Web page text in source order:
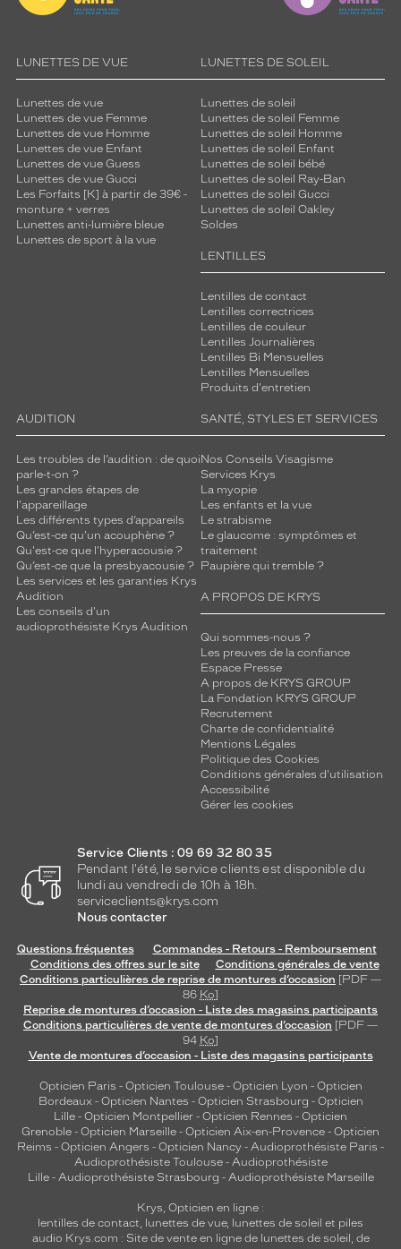
LUNETTES DE VUE
Lunettes de vue
Lunettes de vue Femme
Lunettes de vue Homme
Lunettes de vue Enfant
Lunettes de vue Guess
Lunettes de vue Gucci
Les Forfaits [K] à partir de 39€ -
monture + verres
Lunettes anti-lumière bleue
Lunettes de sport à la vue
LUNETTES DE SOLEIL
Lunettes de soleil
Lunettes de soleil Femme
Lunettes de soleil Homme
Lunettes de soleil Enfant
Lunettes de soleil bébé
Lunettes de soleil Ray-Ban
Lunettes de soleil Gucci
Lunettes de soleil Oakley
Soldes
LENTILLES
Lentilles de contact
Lentilles correctrices
Lentilles de couleur
Lentilles Journalières
Lentilles Bi Mensuelles
Lentilles Mensuelles
Produits d'entretien
AUDITION
Les troubles de l’audition : de quoi
parle-t-on ?
Les grandes étapes de
l'appareillage
Les différents types d’appareils
Qu’est-ce qu'un acouphène ?
Qu'est-ce que l'hyperacousie ?
Qu’est-ce que la presbyacousie ?
Les services et les garanties Krys
Audition
Les conseils d'un
audioprothésiste Krys Audition
SANTÉ, STYLES ET SERVICES
Nos Conseils Visagisme
Services Krys
La myopie
Les enfants et la vue
Le strabisme
Le glaucome : symptômes et
traitement
Paupière qui tremble ?
A PROPOS DE KRYS
Qui sommes-nous ?
Les preuves de la confiance
Espace Presse
A propos de KRYS GROUP
La Fondation KRYS GROUP
Recrutement
Charte de confidentialité
Mentions Légales
Politique des Cookies
Conditions générales d'utilisation
Accessibilité
Gérer les cookies
Service Clients : 09 69 32 80 35
Pendant l'été, le service clients est disponible du
lundi au vendredi de 10h à 18h.
serviceclients@krys.com
Nous contacter
Questions fréquentes
Commandes - Retours - Remboursement
Conditions des offres sur le site
Conditions générales de vente
Conditions particulières de reprise de montures d’occasion [PDF —
86 Ko]
Reprise de montures d’occasion - Liste des magasins participants
Conditions particulières de vente de montures d’occasion [PDF —
94 Ko]
Vente de montures d’occasion - Liste des magasins participants
Opticien Paris - Opticien Toulouse- Opticien Lyon - Opticien
Bordeaux- Opticien Nantes - Opticien Strasbourg - Opticien
Lille - Opticien Montpellier - Opticien Rennes - Opticien
Grenoble - Opticien Marseille - Opticien Aix-en-Provence - Opticien
Reims - Opticien Angers - Opticien Nancy - Audioprothésiste Paris -
Audioprothésiste Toulouse- Audioprothésiste
Lille- Audioprothésiste Strasbourg - Audioprothésiste Marseille
Krys, Opticien en ligne :
lentilles de contact, lunettes de vue, lunettes de soleil et piles
audio Krys.com : Site de vente en ligne de lunettes de soleil, de